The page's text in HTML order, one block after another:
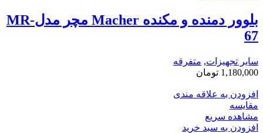
بلوور دمنده و مکنده Macher مچر مدلMR-
67
سایر تجهیزات, متفرقه
1,180,000 تومان
افزودن به علاقه مندی
مقایسه
مشاهده سریع
افزودن به سبد خرید